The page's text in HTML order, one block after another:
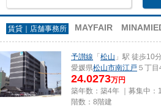
賃貸｜店舗事務所 MAYFAIR
予讃線 「 松山 」駅 徒歩10
愛媛県松山市南江戸 ５丁
24.0273万円
築年数：築4年 ｜募集中：
階数：8階建